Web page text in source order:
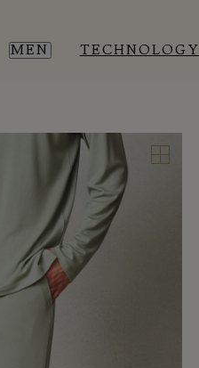
MEN TECHNOLOGY
SLEEP WEAR
SLEEP WEAR